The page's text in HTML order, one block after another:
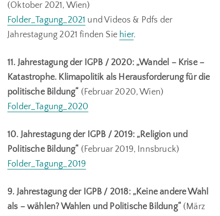
(Oktober 2021, Wien)
Folder_Tagung_2021 und Videos & Pdfs der
Jahrestagung 2021 finden Sie hier.
11. Jahrestagung der IGPB / 2020: „Wandel – Krise –
Katastrophe. Klimapolitik als Herausforderung für die
politische Bildung“ (Februar 2020, Wien)
Folder_Tagung_2020
10. Jahrestagung der IGPB / 2019: „Religion und
Politische Bildung“ (Februar 2019, Innsbruck)
Folder_Tagung_2019
9. Jahrestagung der IGPB / 2018: „Keine andere Wahl
als – wählen? Wahlen und Politische Bildung“ (März